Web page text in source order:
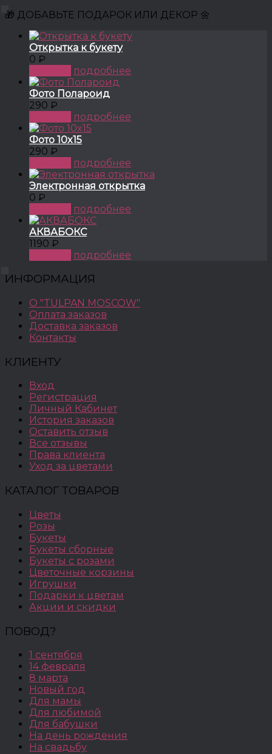
🎁 ДОБАВЬТЕ ПОДАРОК ИЛИ ДЕКОР 🌼
Открытка к букету
0 ₽
подробнее
Фото Полароид
290 ₽
подробнее
Фото 10x15
290 ₽
подробнее
Электронная открытка
0 ₽
подробнее
АКВАБОКС
1190 ₽
подробнее
ИНФОРМАЦИЯ
О "TULPAN MOSCOW"
Оплата заказов
Доставка заказов
Контакты
КЛИЕНТУ
Вход
Регистрация
Личный Кабинет
История заказов
Оставить отзыв
Все отзывы
Права клиента
Уход за цветами
КАТАЛОГ ТОВАРОВ
Цветы
Розы
Букеты
Букеты сборные
Букеты с розами
Цветочные корзины
Игрушки
Подарки к цветам
Акции и скидки
ПОВОД?
1 сентября
14 февраля
8 марта
Новый год
Для мамы
Для любимой
Для бабушки
На день рождения
На свадьбу